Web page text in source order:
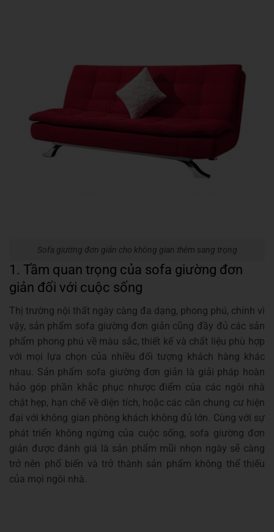
Sofa giường đơn giản cho không gian thêm sang trọng
1. Tầm quan trọng của sofa giường đơn
giản đối với cuộc sống
Thị trường nội thất ngày càng đa dạng, phong phú, chính vì
vậy, sản phẩm sofa giường đơn giản cũng đầy đủ các sản
phẩm phong phú về màu sắc, thiết kế và chất liệu phù hợp
với mọi lựa chọn của nhiều đối tượng khách hàng khác
nhau. Sản phẩm sofa giường đơn giản là giải pháp hoàn
hảo góp phần khắc phục nhược điểm của các ngôi nhà
chật hẹp, hạn chế về diện tích, hoặc các căn chung cư hiện
đại với không gian phòng khách không đủ lớn. Cùng với sự
phát triển không ngừng của cuộc sống, sofa giường đơn
giản được đánh giá là sản phẩm mũi nhọn ngày sẽ càng
trở nên phổ biến và trở thành sản phẩm không thể thiếu
của mọi ngôi nhà.